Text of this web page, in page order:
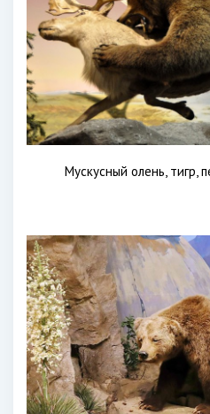
Мускусный олень, тигр,